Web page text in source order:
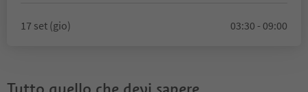
17 set (gio) 03:30 - 09:00